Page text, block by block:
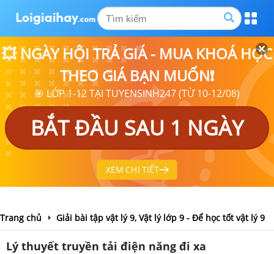
💥 NGÀY HỘI TRẢ GIÁ - MUA KHOÁ HỌC
THEO GIÁ BẠN MUỐN❗
🎯 LỚP 1-12 TẠI TUYENSINH247 (TỪ 10-12/08)
BẮT ĐẦU SAU 1 NGÀY
XEM CHI TIẾT
Trang chủ Giải bài tập vật lý 9, Vật lý lớp 9 - Để học tốt vật lý 9
Lý thuyết truyền tải điện năng đi xa